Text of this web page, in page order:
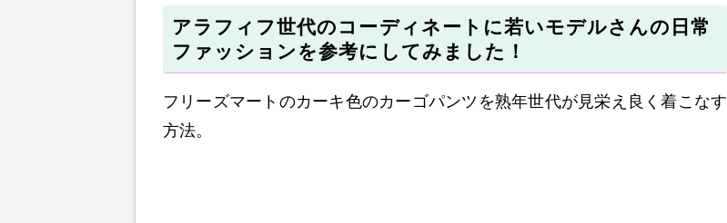
アラフィフ世代のコーディネートに若いモデルさんの日常
ファッションを参考にしてみました！
フリーズマートのカーキ色のカーゴパンツを熟年世代が見栄え良く着こなす
方法。